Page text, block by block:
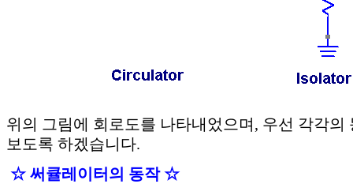
위의 그림에 회로도를 나타내었으며, 우선 각각의
보도록 하겠습니다.
☆ 써큘레이터의 동작 ☆